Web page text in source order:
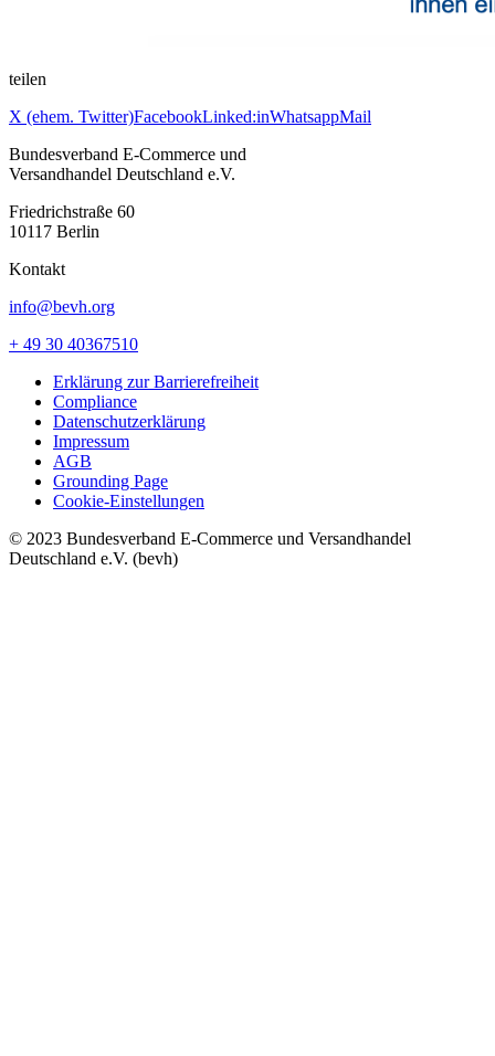
teilen
X (ehem. Twitter)FacebookLinked:inWhatsappMail
Bundesverband E-Commerce und
Versandhandel Deutschland e.V.
Friedrichstraße 60
10117 Berlin
Kontakt
info@bevh.org
+ 49 30 40367510
Erklärung zur Barrierefreiheit
Compliance
Datenschutzerklärung
Impressum
AGB
Grounding Page
Cookie-Einstellungen
© 2023 Bundesverband E-Commerce und Versandhandel
Deutschland e.V. (bevh)